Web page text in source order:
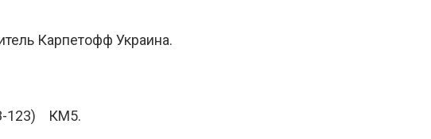
Карпетофф Украина.
123) КМ5.